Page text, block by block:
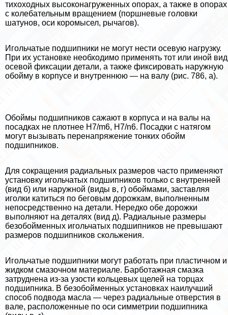
тихоходных высоконагруженных опорах, а также в опорах
с колебательным вращением (поршневые головки
шатунов, оси коромысел, рычагов).
Игольчатые подшипники не могут нести осевую нагрузку.
При их установке необходимо применять тот или иной вид
осевой фиксации детали, а также фиксировать наружную
обойму в корпусе и внутреннюю — на валу (рис. 786, а).
Обоймы подшипников сажают в корпуса и на валы на
посадках не плотнее Н7/m6, Н7/n6. Посадки с натягом
могут вызывать перенапряжение тонких обойм
подшипников.
Для сокращения радиальных размеров часто применяют
установку игольчатых подшипников только с внутренней
(вид б) или наружной (виды в, г) обоймами, заставляя
иголки катиться по беговым дорожкам, выполненным
непосредственно на детали. Нередко обе дорожки
выполняют на деталях (вид д). Радиальные размеры
безобойменных игольчатых подшипников не превышают
размеров подшипников скольжения.
Игольчатые подшипники могут работать при пластичном и
жидком смaзoчном материале. Барботажная смазка
затруднена из-за узости кольцевых щелей на торцах
подшипника. В безобойменных установках наилучший
способ подвода масла — через радиальные отверстия в
вале, расположенные по оси симметрии подшипника